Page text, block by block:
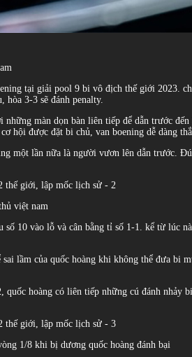
tại giải pool 9 bi vô địch thế giới
hòa 3-3 sẽ đánh penalty.
màn dọn bàn liên tiếp để dẫn trước
hội được đặt bi chủ, van boening dễ dàng
một lần nữa là người vươn lên dẫn trước.
việt nam
10 vào lỗ và cân bằng tỉ số 1-1. kể từ lúc
lầm của quốc hoàng khi không thể đưa
hoàng có liên tiếp những cú đánh
1/8 khi bị dương quốc hoàng đánh bại